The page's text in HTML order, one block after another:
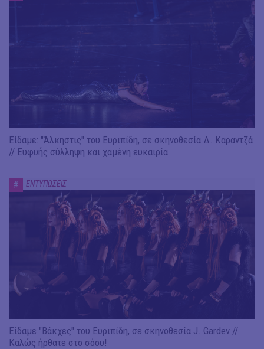
Είδαμε: "Άλκηστις" του Ευριπίδη, σε σκηνοθεσία Δ. Καραντζά
// Ευφυής σύλληψη και χαμένη ευκαιρία
# ΕΝΤΥΠΩΣΕΙΣ
Είδαμε "Βάκχες" του Ευριπίδη, σε σκηνοθεσία J. Gardev //
Καλώς ήρθατε στο σόου!